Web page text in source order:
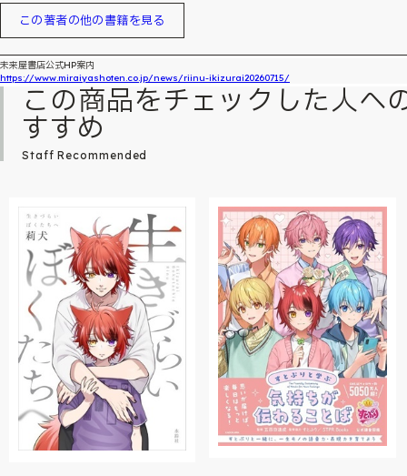
この著者の他の書籍を見る
未来屋書店公式HP案内
https://www.miraiyashoten.co.jp/news/riinu-ikizurai20260715/
この商品をチェックした人へ
すすめ
Staff Recommended